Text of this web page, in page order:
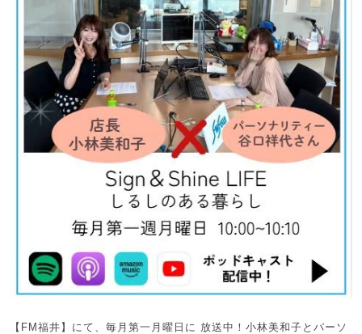
【FM福井】にて、毎月第一月曜日に 放送中！小林美和子とパーソ